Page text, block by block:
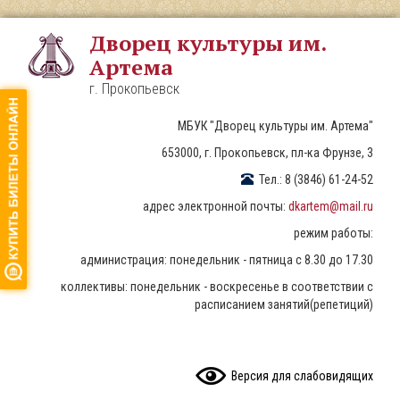
Перейти
основному
содержанию
Дворец культуры им.
Артема
г. Прокопьевск
МБУК "Дворец культуры им. Артема"
653000, г. Прокопьевск, пл-ка Фрунзе, 3
Тел.: 8 (3846) 61-24-52
адрес электронной почты: dkartem@mail.ru
режим работы:
администрация: понедельник - пятница с 8.30 до 17.30
коллективы: понедельник - воскресенье в соответствии с
расписанием занятий(репетиций)
Версия для слабовидящих